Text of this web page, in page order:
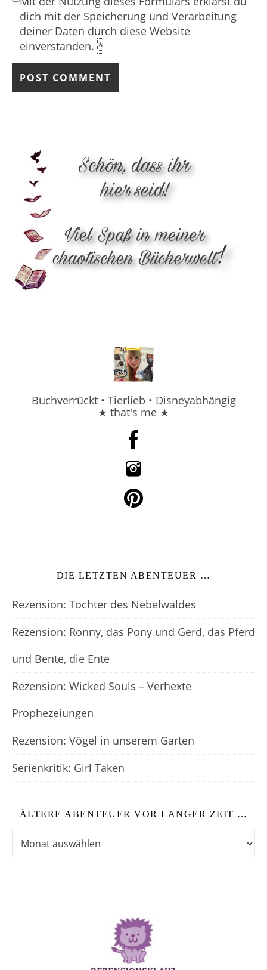
dich mit der Speicherung und Verarbeitung
deiner Daten durch diese Website
einverstanden. *
Buchverrückt • Tierlieb • Disneyabhängig
★ that's me ★
DIE LETZTEN ABENTEUER …
Rezension: Tochter des Nebelwaldes
Rezension: Ronny, das Pony und Gerd, das Pferd
und Bente, die Ente
Rezension: Wicked Souls – Verhexte
Prophezeiungen
Rezension: Vögel in unserem Garten
Serienkritik: Girl Taken
ÄLTERE ABENTEUER VOR LANGER ZEIT …